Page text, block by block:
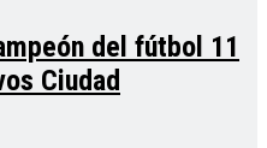
del fútbol 11
Ciudad